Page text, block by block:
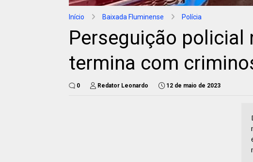
Início Baixada Fluminense Polícia
Perseguição policial
termina com
0 Redator Leonardo 12 de maio de 2023